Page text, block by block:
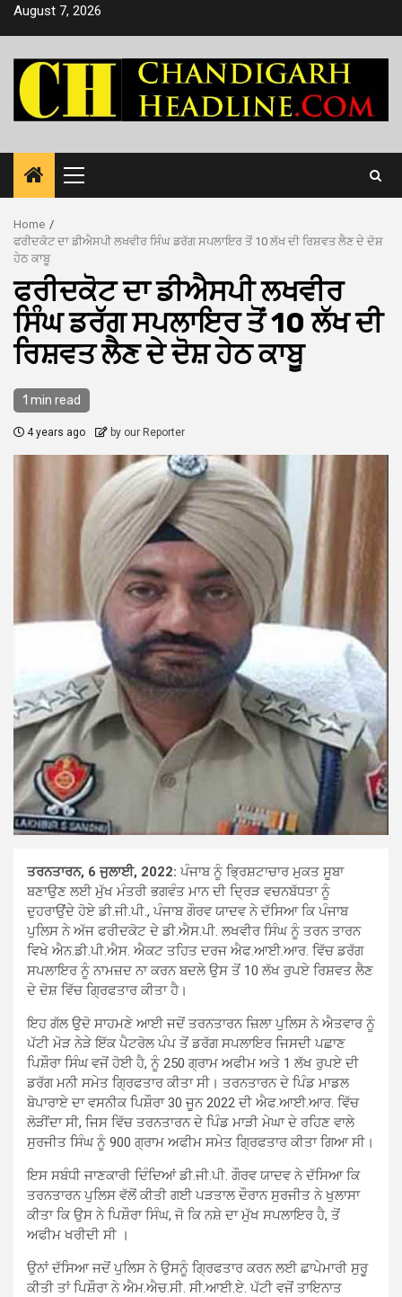
SkipAugust 7, 2026
Primary
Menu
Home
ਫਰੀਦਕੋਟ ਦਾ ਡੀਐਸਪੀ ਲਖਵੀਰ ਸਿੰਘ ਡਰੱਗ ਸਪਲਾਇਰ ਤੋਂ 10 ਲੱਖ ਦੀ ਰਿਸ਼ਵਤ ਲੈਣ ਦੇ ਦੋਸ਼
ਹੇਠ ਕਾਬੂ
ਫਰੀਦਕੋਟ ਦਾ ਡੀਐਸਪੀ ਲਖਵੀਰ
ਸਿੰਘ ਡਰੱਗ ਸਪਲਾਇਰ ਤੋਂ 10 ਲੱਖ ਦੀ
ਰਿਸ਼ਵਤ ਲੈਣ ਦੇ ਦੋਸ਼ ਹੇਠ ਕਾਬੂ
1 min read
4 years ago by our Reporter
ਤਰਨਤਾਰਨ, 6 ਜੁਲਾਈ, 2022: ਪੰਜਾਬ ਨੂੰ ਭਿ੍ਰਸ਼ਟਾਚਾਰ ਮੁਕਤ ਸੂਬਾ
ਬਣਾਉਣ ਲਈ ਮੁੱਖ ਮੰਤਰੀ ਭਗਵੰਤ ਮਾਨ ਦੀ ਦਿ੍ਰੜ ਵਚਨਬੱਧਤਾ ਨੂੰ
ਦੁਹਰਾਉਂਦੇ ਹੋਏ ਡੀ.ਜੀ.ਪੀ., ਪੰਜਾਬ ਗੌਰਵ ਯਾਦਵ ਨੇ ਦੱਸਿਆ ਕਿ ਪੰਜਾਬ
ਪੁਲਿਸ ਨੇ ਅੱਜ ਫਰੀਦਕੋਟ ਦੇ ਡੀ.ਐਸ.ਪੀ. ਲਖਵੀਰ ਸਿੰਘ ਨੂੰ ਤਰਨ ਤਾਰਨ
ਵਿਖੇ ਐਨ.ਡੀ.ਪੀ.ਐਸ. ਐਕਟ ਤਹਿਤ ਦਰਜ ਐਫ.ਆਈ.ਆਰ. ਵਿੱਚ ਡਰੱਗ
ਸਪਲਾਇਰ ਨੂੰ ਨਾਮਜ਼ਦ ਨਾ ਕਰਨ ਬਦਲੇ ਉਸ ਤੋਂ 10 ਲੱਖ ਰੁਪਏ ਰਿਸ਼ਵਤ ਲੈਣ
ਦੇ ਦੋਸ਼ ਵਿੱਚ ਗਿ੍ਰਫਤਾਰ ਕੀਤਾ ਹੈ।
ਇਹ ਗੱਲ ਉਦੋ ਸਾਹਮਣੇ ਆਈ ਜਦੋਂ ਤਰਨਤਾਰਨ ਜ਼ਿਲਾ ਪੁਲਿਸ ਨੇ ਐਤਵਾਰ ਨੂੰ
ਪੱਟੀ ਮੋੜ ਨੇੜੇ ਇੱਕ ਪੈਟਰੋਲ ਪੰਪ ਤੋਂ ਡਰੱਗ ਸਪਲਾਇਰ ਜਿਸਦੀ ਪਛਾਣ
ਪਿਸ਼ੌਰਾ ਸਿੰਘ ਵਜੋਂ ਹੋਈ ਹੈ, ਨੂੰ 250 ਗ੍ਰਾਮ ਅਫੀਮ ਅਤੇ 1 ਲੱਖ ਰੁਪਏ ਦੀ
ਡਰੱਗ ਮਨੀ ਸਮੇਤ ਗਿ੍ਰਫਤਾਰ ਕੀਤਾ ਸੀ। ਤਰਨਤਾਰਨ ਦੇ ਪਿੰਡ ਮਾਡਲ
ਬੋਪਾਰਾਏ ਦਾ ਵਸਨੀਕ ਪਿਸ਼ੌਰਾ 30 ਜੂਨ 2022 ਦੀ ਐਫ.ਆਈ.ਆਰ. ਵਿੱਚ
ਲੋੜੀਂਦਾ ਸੀ, ਜਿਸ ਵਿੱਚ ਤਰਨਤਾਰਨ ਦੇ ਪਿੰਡ ਮਾੜੀ ਮੇਘਾ ਦੇ ਰਹਿਣ ਵਾਲੇ
ਸੁਰਜੀਤ ਸਿੰਘ ਨੂੰ 900 ਗ੍ਰਾਮ ਅਫੀਮ ਸਮੇਤ ਗਿ੍ਰਫਤਾਰ ਕੀਤਾ ਗਿਆ ਸੀ।
ਇਸ ਸਬੰਧੀ ਜਾਣਕਾਰੀ ਦਿੰਦਿਆਂ ਡੀ.ਜੀ.ਪੀ. ਗੌਰਵ ਯਾਦਵ ਨੇ ਦੱਸਿਆ ਕਿ
ਤਰਨਤਾਰਨ ਪੁਲਿਸ ਵੱਲੋਂ ਕੀਤੀ ਗਈ ਪੜਤਾਲ ਦੌਰਾਨ ਸੁਰਜੀਤ ਨੇ ਖੁਲਾਸਾ
ਕੀਤਾ ਕਿ ਉਸ ਨੇ ਪਿਸ਼ੌਰਾ ਸਿੰਘ, ਜੋ ਕਿ ਨਸ਼ੇ ਦਾ ਮੁੱਖ ਸਪਲਾਇਰ ਹੈ, ਤੋਂ
ਅਫੀਮ ਖਰੀਦੀ ਸੀ ।
ਉਨਾਂ ਦੱਸਿਆ ਜਦੋਂ ਪੁਲਿਸ ਨੇ ਉਸਨੂੰ ਗਿ੍ਰਫਤਾਰ ਕਰਨ ਲਈ ਛਾਪੇਮਾਰੀ ਸੁਰੂ
ਕੀਤੀ ਤਾਂ ਪਿਸ਼ੌਰਾ ਨੇ ਐਮ.ਐਚ.ਸੀ. ਸੀ.ਆਈ.ਏ. ਪੱਟੀ ਵਜੋਂ ਤਾਇਨਾਤ